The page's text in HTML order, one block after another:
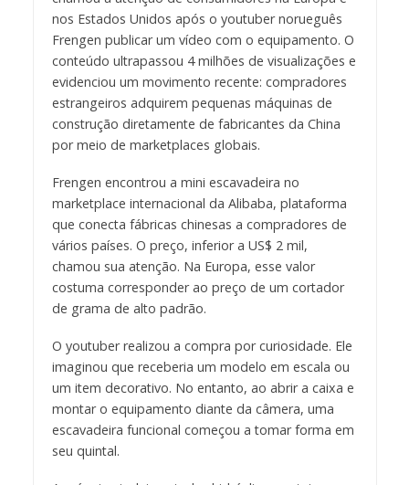
nos Estados Unidos após o youtuber norueguês
Frengen publicar um vídeo com o equipamento. O
conteúdo ultrapassou 4 milhões de visualizações e
evidenciou um movimento recente: compradores
estrangeiros adquirem pequenas máquinas de
construção diretamente de fabricantes da China
por meio de marketplaces globais.
Frengen encontrou a mini escavadeira no
marketplace internacional da Alibaba, plataforma
que conecta fábricas chinesas a compradores de
vários países. O preço, inferior a US$ 2 mil,
chamou sua atenção. Na Europa, esse valor
costuma corresponder ao preço de um cortador
de grama de alto padrão.
O youtuber realizou a compra por curiosidade. Ele
imaginou que receberia um modelo em escala ou
um item decorativo. No entanto, ao abrir a caixa e
montar o equipamento diante da câmera, uma
escavadeira funcional começou a tomar forma em
seu quintal.